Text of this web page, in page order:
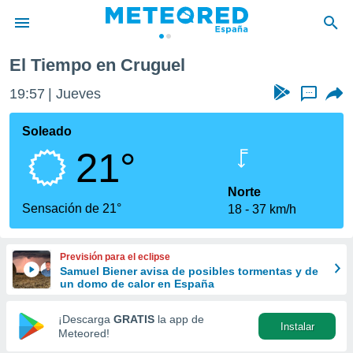
de
por
que se
calidad.
a este
las
y
forma
digital
basada
El Tiempo en Cruguel
19:57 Jueves ...
Soleado
21°
Sensación de 21°
Norte
18
37 km/h
Previsión para el eclipse
Samuel Biener avisa de posibles tormentas y de
un domo de calor en España
¡Descarga GRATIS la app de
Meteored!
Instalar